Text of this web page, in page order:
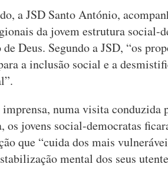
a JSD Santo António,
da jovem estrutura social-
de Deus. Segundo a JSD, “os
a inclusão social e a
imprensa, numa visita
os jovens social-democratas
que “cuida dos mais
mental dos seus